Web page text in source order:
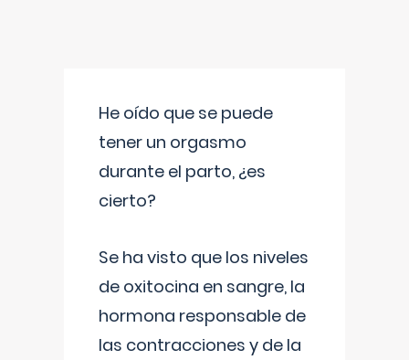
He oído que se puede
tener un orgasmo
durante el parto, ¿es
cierto?
Se ha visto que los niveles
de oxitocina en sangre, la
hormona responsable de
las contracciones y de la